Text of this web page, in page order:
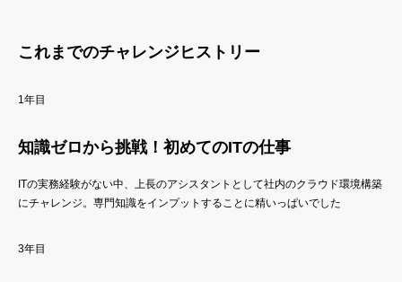
これまでのチャレンジヒストリー
1年目
知識ゼロから挑戦！初めてのITの仕事
ITの実務経験がない中、上長のアシスタントとして社内のクラウド環境構築
にチャレンジ。専門知識をインプットすることに精いっぱいでした
3年目